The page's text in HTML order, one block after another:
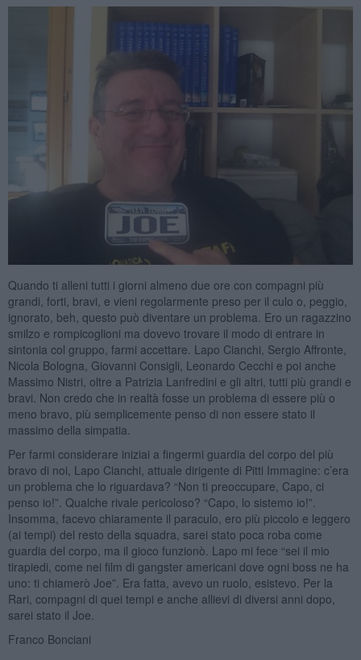
Quando ti alleni tutti i giorni almeno due ore con compagni più
grandi, forti, bravi, e vieni regolarmente preso per il culo o, peggio,
ignorato, beh, questo può diventare un problema. Ero un ragazzino
smilzo e rompicoglioni ma dovevo trovare il modo di entrare in
sintonia col gruppo, farmi accettare. Lapo Cianchi, Sergio Affronte,
Nicola Bologna, Giovanni Consigli, Leonardo Cecchi e poi anche
Massimo Nistri, oltre a Patrizia Lanfredini e gli altri, tutti più grandi e
bravi. Non credo che in realtà fosse un problema di essere più o
meno bravo, più semplicemente penso di non essere stato il
massimo della simpatia.
Per farmi considerare iniziai a fingermi guardia del corpo del più
bravo di noi, Lapo Cianchi, attuale dirigente di Pitti Immagine: c’era
un problema che lo riguardava? “Non ti preoccupare, Capo, ci
penso io!”. Qualche rivale pericoloso? “Capo, lo sistemo io!”.
Insomma, facevo chiaramente il paraculo, ero più piccolo e leggero
(ai tempi) del resto della squadra, sarei stato poca roba come
guardia del corpo, ma il gioco funzionò. Lapo mi fece “sei il mio
tirapiedi, come nei film di gangster americani dove ogni boss ne ha
uno: ti chiamerò Joe”. Era fatta, avevo un ruolo, esistevo. Per la
Rari, compagni di quei tempi e anche allievi di diversi anni dopo,
sarei stato il Joe.
Franco Bonciani